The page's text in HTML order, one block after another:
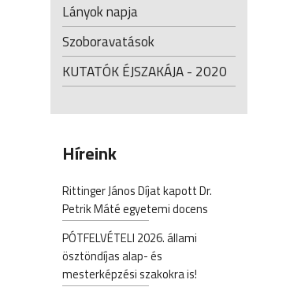
Lányok napja
Szoboravatások
KUTATÓK ÉJSZAKÁJA - 2020
Híreink
Rittinger János Díjat kapott Dr.
Petrik Máté egyetemi docens
PÓTFELVÉTELI 2026. állami
ösztöndíjas alap- és
mesterképzési szakokra is!